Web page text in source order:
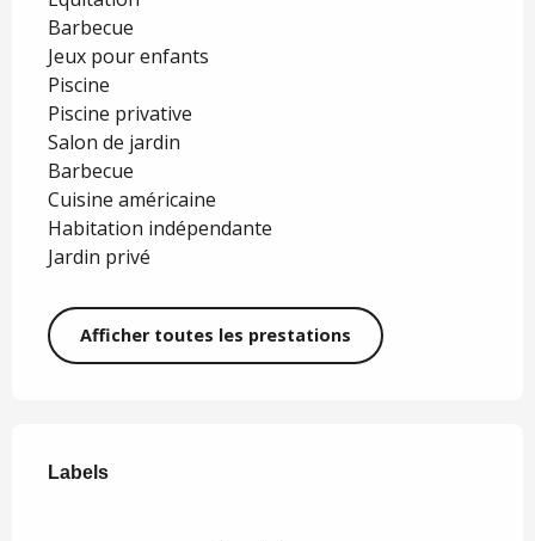
Barbecue
Jeux pour enfants
Piscine
Piscine privative
Salon de jardin
Barbecue
Cuisine américaine
Habitation indépendante
Jardin privé
Afficher toutes les prestations
Labels
Labels